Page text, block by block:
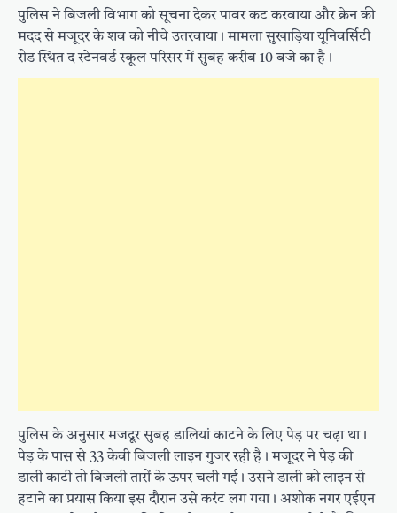
पुलिस ने बिजली विभाग को सूचना देकर पावर कट करवाया और क्रेन की
मदद से मजूदर के शव को नीचे उतरवाया। मामला सुखाड़िया यूनिवर्सिटी
रोड स्थित द स्टेनवर्ड स्कूल परिसर में सुबह करीब 10 बजे का है।
पुलिस के अनुसार मजदूर सुबह डालियां काटने के लिए पेड़ पर चढ़ा था।
पेड़ के पास से 33 केवी बिजली लाइन गुजर रही है। मजूदर ने पेड़ की
डाली काटी तो बिजली तारों के ऊपर चली गई। उसने डाली को लाइन से
हटाने का प्रयास किया इस दौरान उसे करंट लग गया। अशोक नगर एईएन